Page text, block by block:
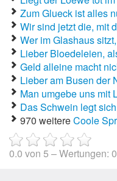
Bauernregeln
Bauernwitze
Bayern Witze
Beamtenwitze
Bierwitze
Bill Clinton Witze
Blondinenwitze
Zum Glueck ist alles
Wir sind jetzt die, mit
Wer im Glashaus
Lieber Bloedeleien,
Geld alleine macht
Lieber am Busen der
Man umgebe uns mit
Das Schwein legt
970 weitereCoole
0.0 von 5 – Wertungen: 0